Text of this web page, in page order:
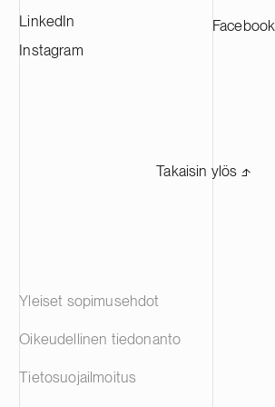
LinkedIn
Instagram
Facebook
Takaisin ylös ⬏
Yleiset sopimusehdot
Oikeudellinen tiedonanto
Tietosuojailmoitus